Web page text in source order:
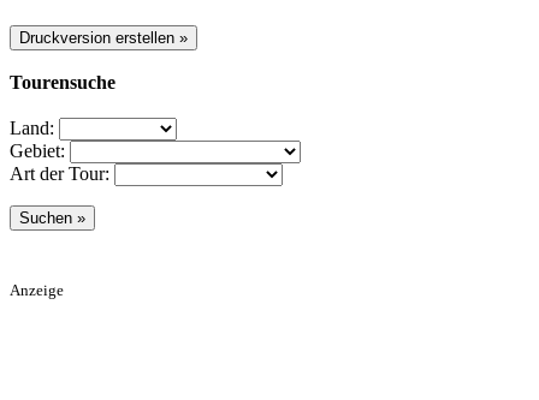
Tourensuche
Land:
Gebiet:
Art der Tour:
Anzeige